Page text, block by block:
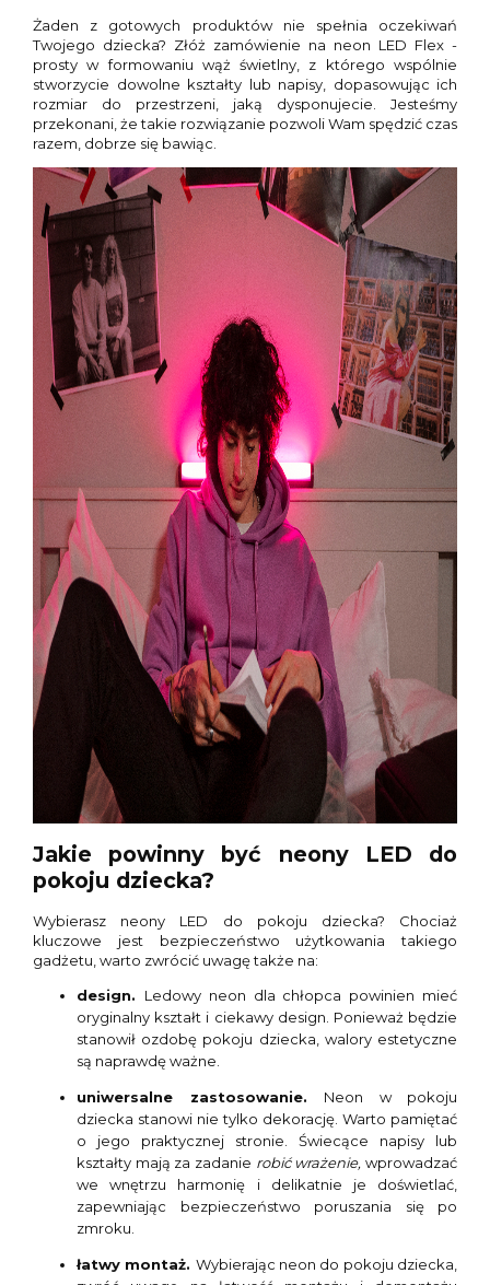
Żaden z gotowych produktów nie spełnia oczekiwań
Twojego dziecka? Złóż zamówienie na neon LED Flex -
prosty w formowaniu wąż świetlny, z którego wspólnie
stworzycie dowolne kształty lub napisy, dopasowując ich
rozmiar do przestrzeni, jaką dysponujecie. Jesteśmy
przekonani, że takie rozwiązanie pozwoli Wam spędzić czas
razem, dobrze się bawiąc.
Jakie powinny być neony LED do
pokoju dziecka?
Wybierasz neony LED do pokoju dziecka? Chociaż
kluczowe jest bezpieczeństwo użytkowania takiego
gadżetu, warto zwrócić uwagę także na:
design. Ledowy neon dla chłopca powinien mieć
oryginalny kształt i ciekawy design. Ponieważ będzie
stanowił ozdobę pokoju dziecka, walory estetyczne
są naprawdę ważne.
uniwersalne zastosowanie. Neon w pokoju
dziecka stanowi nie tylko dekorację. Warto pamiętać
o jego praktycznej stronie. Świecące napisy lub
kształty mają za zadanie robić wrażenie,wprowadzać
we wnętrzu harmonię i delikatnie je doświetlać,
zapewniając bezpieczeństwo poruszania się po
zmroku.
łatwy montaż. Wybierając neon do pokoju dziecka,